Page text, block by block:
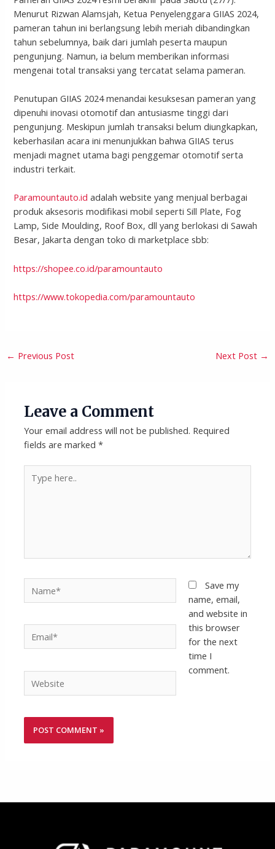
Menurut Rizwan Alamsjah, Ketua Penyelenggara GIIAS 2024,
pameran tahun ini berlangsung lebih meriah dibandingkan
tahun sebelumnya, baik dari jumlah peserta maupun
pengunjung. Namun, ia belum memberikan informasi
mengenai total transaksi yang tercatat selama pameran.
Penutupan GIIAS 2024 menandai kesuksesan pameran yang
dipenuhi inovasi otomotif dan antusiasme tinggi dari
pengunjung. Meskipun jumlah transaksi belum diungkapkan,
keberhasilan acara ini menunjukkan bahwa GIIAS terus
menjadi magnet utama bagi penggemar otomotif serta
industri terkait.
Paramountauto.id adalah website yang menjual berbagai
produk aksesoris modifikasi mobil seperti Sill Plate, Fog
Lamp, Side Moulding, Roof Box, dll yang berlokasi di Sawah
Besar, Jakarta dengan toko di marketplace sbb:
https://shopee.co.id/paramountauto
https://www.tokopedia.com/paramountauto
← Previous Post Next Post →
Leave a Comment
fields are marked*
Type
here..
Name*
Email*
Website
name, email,
and website in
this browser
for the next
time I
comment.